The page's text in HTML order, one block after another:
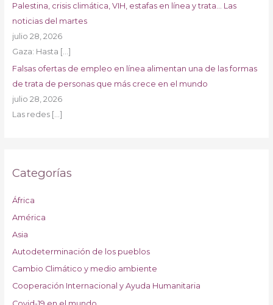
Palestina, crisis climática, VIH, estafas en línea y trata… Las
noticias del martes
julio 28, 2026
Gaza: Hasta […]
Falsas ofertas de empleo en línea alimentan una de las formas
de trata de personas que más crece en el mundo
julio 28, 2026
Las redes […]
Categorías
África
América
Asia
Autodeterminación de los pueblos
Cambio Climático y medio ambiente
Cooperación Internacional y Ayuda Humanitaria